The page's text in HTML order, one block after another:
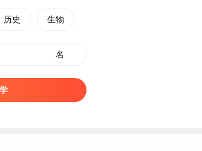
历史 生物
名